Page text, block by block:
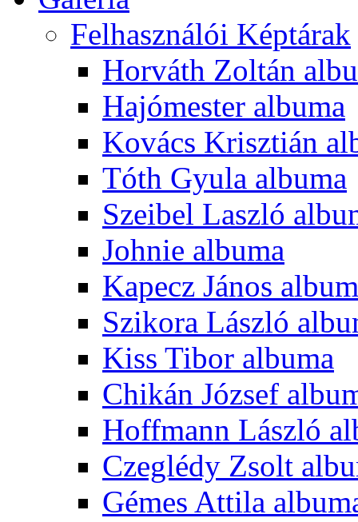
Felhasználói Képtárak
Horváth Zoltán
Hajómester albuma
Kovács Krisztián
Tóth Gyula albuma
Szeibel Laszló
Johnie albuma
Kapecz János
Szikora László
Kiss Tibor albuma
Chikán József
Hoffmann László
Czeglédy Zsolt
Gémes Attila